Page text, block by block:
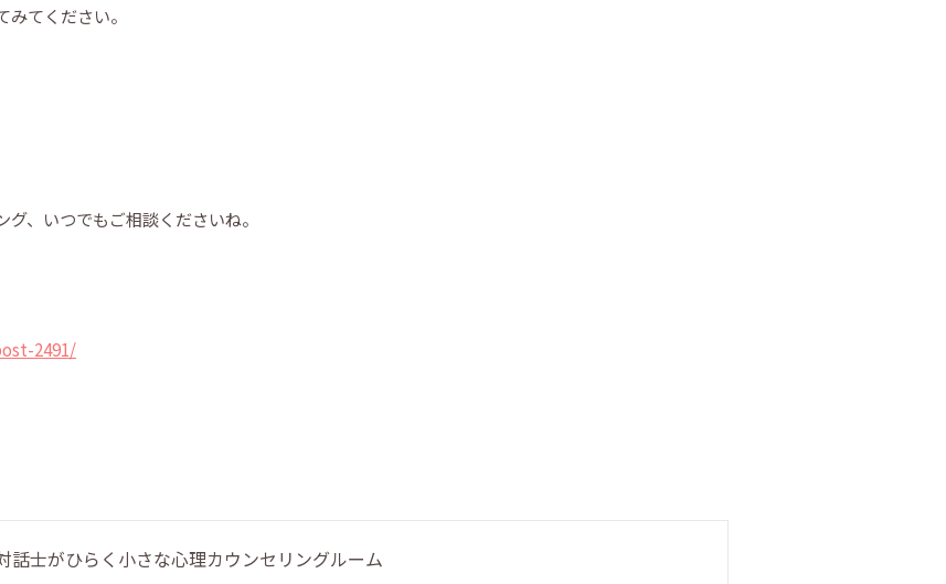
てください。
、いつでもご相談くださいね。
2491/
話士がひらく小さな心理カウンセリングルーム